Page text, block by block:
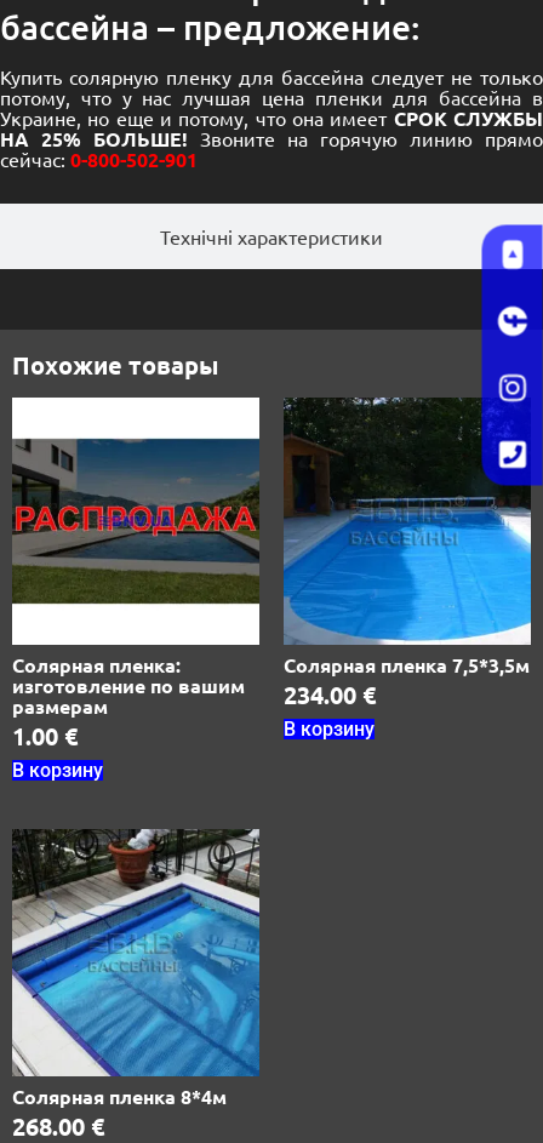
Технічні характеристики
бассейна – предложение:
Купить солярную пленку для бассейна следует не только
потому, что у нас лучшая цена пленки для бассейна в
Украине, но еще и потому, что она имеет СРОК СЛУЖБЫ
НА 25% БОЛЬШЕ! Звоните на горячую линию прямо
сейчас: 0-800-502-901
Похожие товары
Солярная пленка:
изготовление по вашим
размерам
1.00 €
В корзину
Солярная пленка 7,5*3,5м
234.00 €
В корзину
Солярная пленка 8*4м
268.00 €